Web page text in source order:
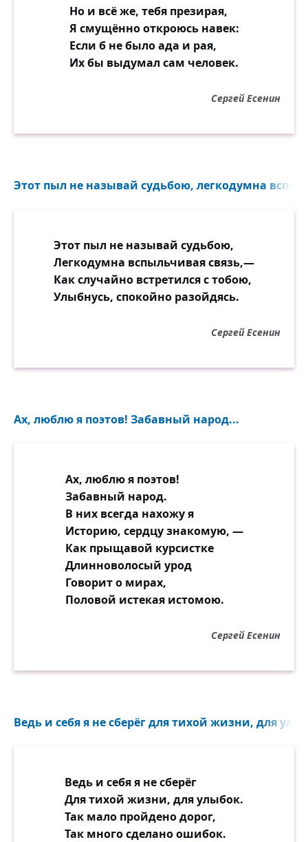
Но и всё же, тебя презирая,
Я смущённо откроюсь навек:
Если б не было ада и рая,
Их бы выдумал сам человек.
Сергей Есенин
Этот пыл не называй судьбою, легкодумна
Этот пыл не называй судьбою,
Легкодумна вспыльчивая связь,—
Как случайно встретился с тобою,
Улыбнусь, спокойно разойдясь.
Сергей Есенин
Ах, люблю я поэтов! Забавный народ...
Ах, люблю я поэтов!
Забавный народ.
В них всегда нахожу я
Историю, сердцу знакомую, —
Как прыщавой курсистке
Длинноволосый урод
Говорит о мирах,
Половой истекая истомою.
Сергей Есенин
Ведь и себя я не сберёг для тихой жизни, для
Ведь и себя я не сберёг
Для тихой жизни, для улыбок.
Так мало пройдено дорог,
Так много сделано ошибок.